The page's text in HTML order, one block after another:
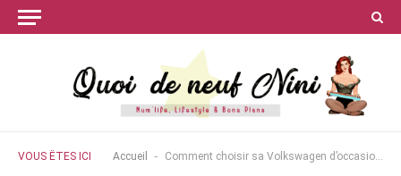
VOUS ÊTES ICI Accueil - Comment choisir sa Volkswagen d’occasion ?